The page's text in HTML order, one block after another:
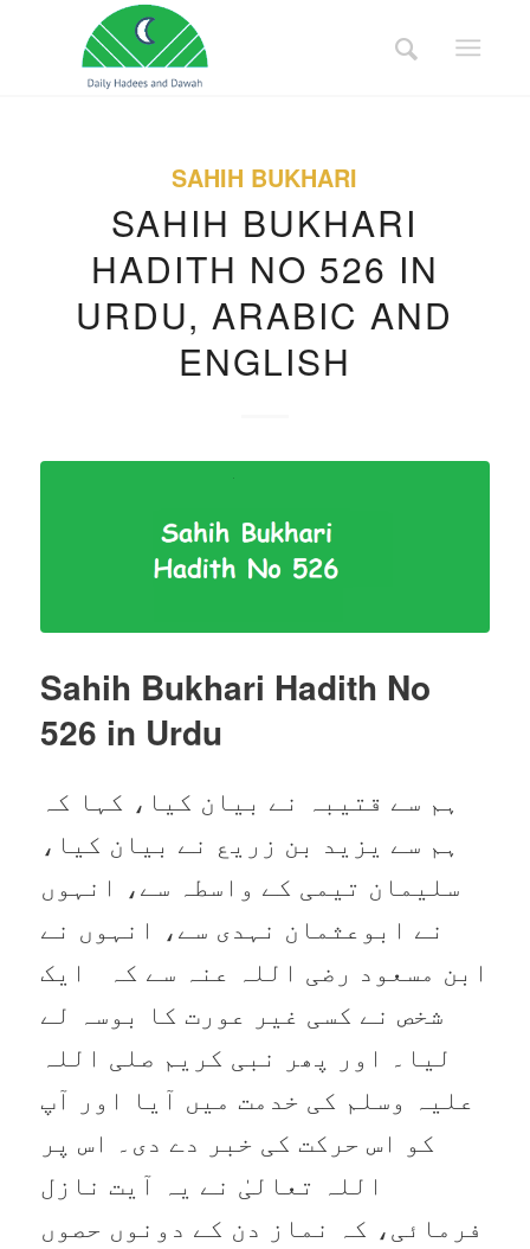
SAHIH BUKHARI
SAHIH BUKHARI
HADITH NO 526 IN
URDU, ARABIC AND
ENGLISH
Sahih Bukhari Hadith No
526 in Urdu
ہم سے قتیبہ نے بیان کیا، کہا کہ
ہم سے یزید بن زریع نے بیان کیا،
سلیمان تیمی کے واسطہ سے، انہوں
نے ابوعثمان نہدی سے، انہوں نے
ابن مسعود رضی اللہ عنہ سے کہ ایک
شخص نے کسی غیر عورت کا بوسہ لے
لیا۔ اور پھر نبی کریم صلی اللہ
علیہ وسلم کی خدمت میں آیا اور آپ
کو اس حرکت کی خبر دے دی۔ اس پر
اللہ تعالیٰ نے یہ آیت نازل
فرمائی، کہ نماز دن کے دونوں حصوں